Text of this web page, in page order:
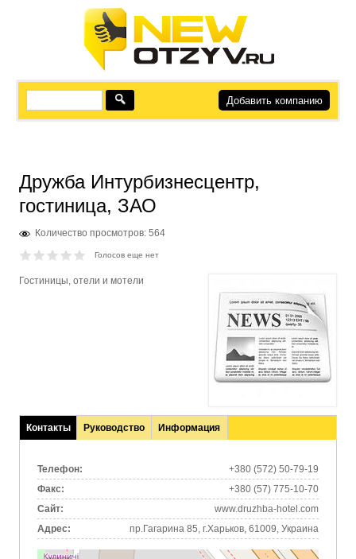
Добавить компанию
Дружба Интурбизнесцентр,
гостиница, ЗАО
Количество просмотров: 564
Голосов еще нет
Гостиницы, отели и мотели
Контакты
(активная
Руководство Информация
Телефон:
+380 (572) 50-79-19
Факс:
+380 (57) 775-10-70
Сайт:
www.druzhba-hotel.com
Адрес:
пр.Гагарина 85, г.Харьков, 61009, Украина